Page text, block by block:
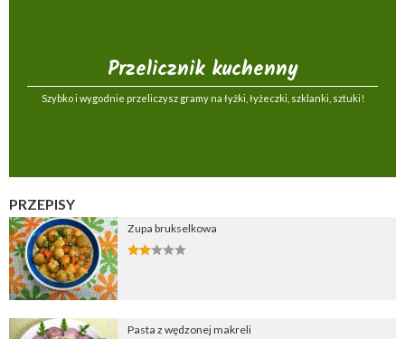
Przelicznik kuchenny
Szybko i wygodnie przeliczysz gramy na łyżki, łyżeczki, szklanki, sztuki!
PRZEPISY
Zupa brukselkowa
Pasta z wędzonej makreli